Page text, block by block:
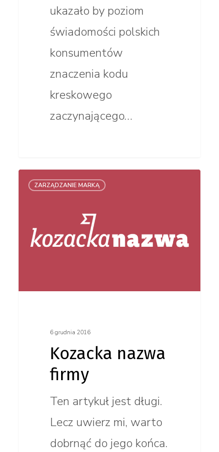
ukazało by poziom
świadomości polskich
konsumentów
znaczenia kodu
kreskowego
zaczynającego…
Kozacka
ZARZĄDZANIE MARKĄ
6 grudnia 2016
Kozacka nazwa
firmy
Ten artykuł jest długi.
Lecz uwierz mi, warto
dobrnąć do jego końca.